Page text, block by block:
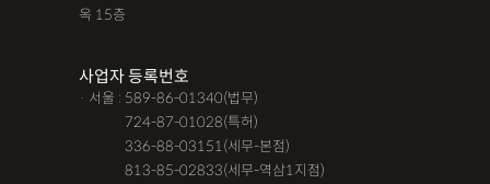
옥 15층
사업자 등록번호
· 서울 : 589-86-01340(법무)
724-87-01028(특허)
336-88-03151(세무-본점)
813-85-02833(세무-역삼1지점)